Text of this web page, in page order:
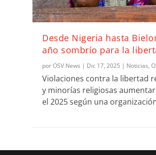
Desde Nigeria hasta
año sombrío para la
porOSV News | Dic 17, 2025 | Noticias,
Violaciones contra la libertad
y minorías religiosas
el 2025 según una